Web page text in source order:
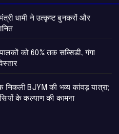
धामी ने उत्कृष्ट बुनकरों और
को 60% तक सब्सिडी, गंगा
निकली BJYM की भव्य कांवड़ यात्रा;
के कल्याण की कामना